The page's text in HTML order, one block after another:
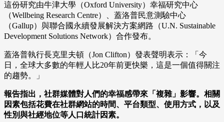
這份研究由牛津大學（Oxford University）幸福研究中心
（Wellbeing Research Centre）、蓋洛普民意測驗中心
（Gallup）與聯合國永續發展解決方案網路（U.N. Sustainable
Development Solutions Network）合作發布。
蓋洛普執行長克里夫頓（Jon Clifton）發表聲明表示：「今
日，全球大多數的年輕人比20年前更快樂，這是一個值得關注
的趨勢。」
報告指出，社群媒體對人們的幸福感帶來「複雜」影響。相關
因素包括花費在社群網站的時間、平台類型、使用方式，以及
性別與社經地位等人口統計因素。